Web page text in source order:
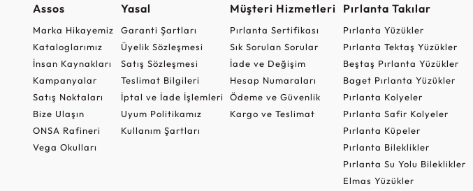
Assos
Marka Hikayemiz
Kataloglarımız
İnsan Kaynakları
Kampanyalar
Satış Noktaları
Bize Ulaşın
ONSA Rafineri
Vega Okulları
Yasal
Garanti Şartları
Üyelik Sözleşmesi
Satış Sözleşmesi
Teslimat Bilgileri
İptal ve İade İşlemleri
Uyum Politikamız
Kullanım Şartları
Müşteri Hizmetleri
Pırlanta Sertifikası
Sık Sorulan Sorular
İade ve Değişim
Hesap Numaraları
Ödeme ve Güvenlik
Kargo ve Teslimat
Pırlanta Takılar
Pırlanta Yüzükler
Pırlanta Tektaş Yüzükler
Beştaş Pırlanta Yüzükler
Baget Pırlanta Yüzükler
Pırlanta Kolyeler
Pırlanta Safir Kolyeler
Pırlanta Küpeler
Pırlanta Bileklikler
Pırlanta Su Yolu Bileklikler
Elmas Yüzükler